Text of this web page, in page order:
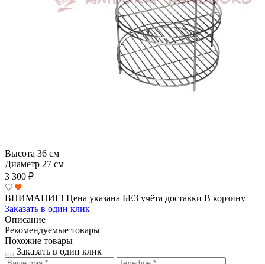
Высота 36 см
Диаметр 27 см
3 300 ₽
ВНИМАНИЕ! Цена указана БЕЗ учёта доставки В корзину
Заказать в один клик
Описание
Рекомендуемые товары
Похожие товары
Заказать в один клик